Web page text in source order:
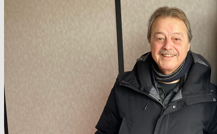
Store vénitien aluminium
Store vénitien – coloris
Store vénitien bois
Store californien
Store rouleau
Store plissé
Autres produits intérieurs